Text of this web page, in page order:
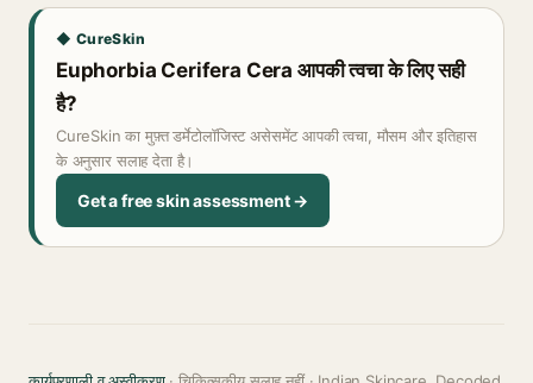
◆ CureSkin
Euphorbia Cerifera Cera आपकी त्वचा के लिए सही
है?
CureSkin का मुफ़्त डर्मेटोलॉजिस्ट असेसमेंट आपकी त्वचा, मौसम और इतिहास
के अनुसार सलाह देता है।
Get a free skin assessment →